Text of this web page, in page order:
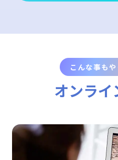
こんな事もや
オンラ